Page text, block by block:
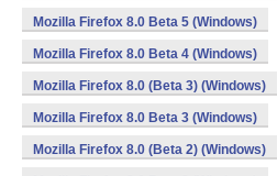
Mozilla Firefox 8.0 Beta 5 (Windows)
Mozilla Firefox 8.0 Beta 4 (Windows)
Mozilla Firefox 8.0 (Beta 3) (Windows)
Mozilla Firefox 8.0 Beta 3 (Windows)
Mozilla Firefox 8.0 (Beta 2) (Windows)